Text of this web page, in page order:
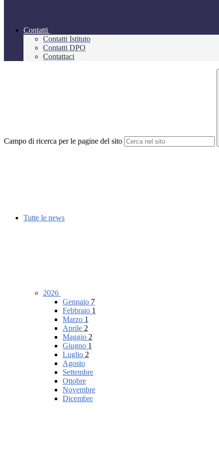
Contatti
Contatti Istituto
Contatti DPO
Contattaci
Campo di ricerca per le pagine del sito
Tutte le news
2026
Gennaio 7
Febbraio 1
Marzo 1
Aprile 2
Maggio 2
Giugno 1
Luglio 2
Agosto
Settembre
Ottobre
Novembre
Dicembre